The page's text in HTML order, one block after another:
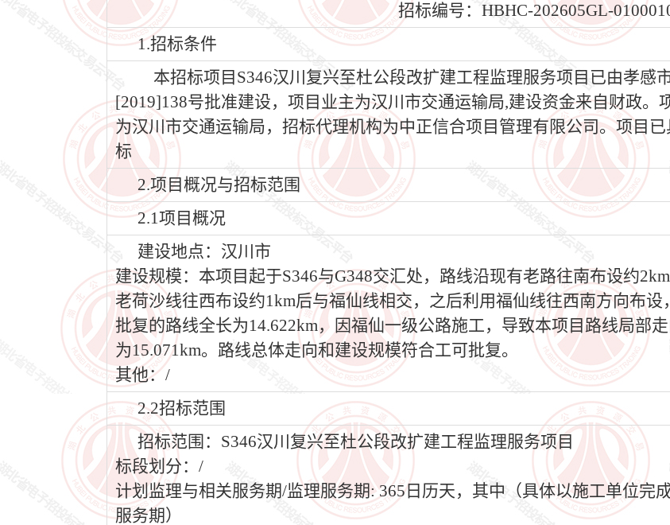
招标编号：HBHC-202605GL-
1.招标条件
本招标项目S346汉川复兴至杜公段改扩建工程监理服务项目已由孝感
[2019]138号批准建设，项目业主为汉川市交通运输局,建设资金来自财政。
为汉川市交通运输局，招标代理机构为中正信合项目管理有限公司。项目
标
2.项目概况与招标范围
2.1项目概况
建设地点：汉川市
建设规模：本项目起于S346与G348交汇处，路线沿现有老路往南布设约
老荷沙线往西布设约1km后与福仙线相交，之后利用福仙线往西南方向布
批复的路线全长为14.622km，因福仙一级公路施工，导致本项目路线局部
为15.071km。路线总体走向和建设规模符合工可批复。
其他：/
2.2招标范围
招标范围：S346汉川复兴至杜公段改扩建工程监理服务项目
标段划分：/
计划监理与相关服务期/监理服务期: 365日历天，其中（具体以施工单位完
服务期）